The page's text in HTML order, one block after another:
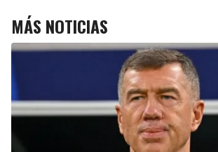
MÁS NOTICIAS